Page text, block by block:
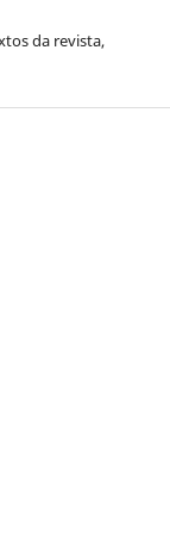
da revista,